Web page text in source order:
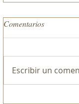
Comentarios
Escribir un